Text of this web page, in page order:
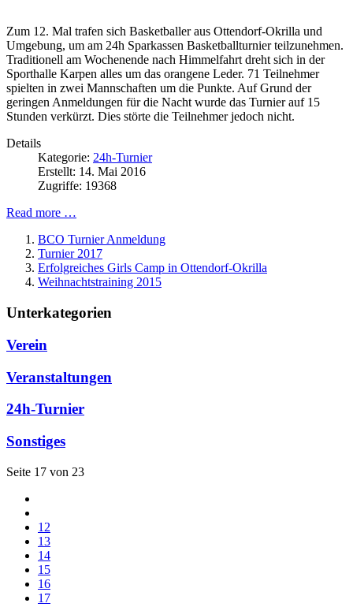
Zum 12. Mal trafen sich Basketballer aus Ottendorf-Okrilla und
Umgebung, um am 24h Sparkassen Basketballturnier teilzunehmen.
Traditionell am Wochenende nach Himmelfahrt dreht sich in der
Sporthalle Karpen alles um das orangene Leder. 71 Teilnehmer
spielten in zwei Mannschaften um die Punkte. Auf Grund der
geringen Anmeldungen für die Nacht wurde das Turnier auf 15
Stunden verkürzt. Dies störte die Teilnehmer jedoch nicht.
Details
Kategorie: 24h-Turnier
Erstellt: 14. Mai 2016
Zugriffe: 19368
Read more …
BCO Turnier Anmeldung
Turnier 2017
Erfolgreiches Girls Camp in Ottendorf-Okrilla
Weihnachtstraining 2015
Unterkategorien
Verein
Veranstaltungen
24h-Turnier
Sonstiges
Seite 17 von 23
12
13
14
15
16
17